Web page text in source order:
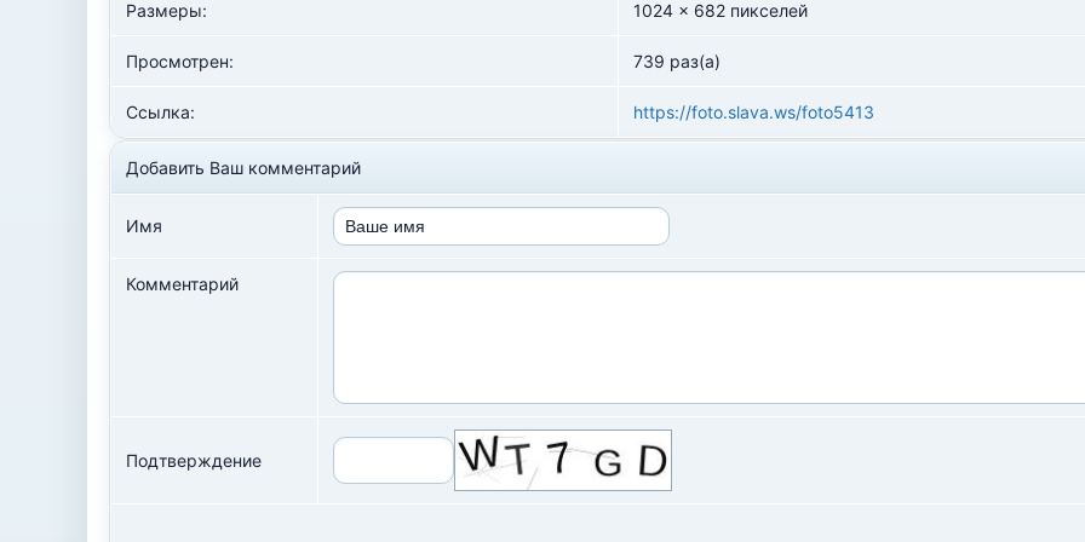
Размеры: 1024 x 682 пикселей
Просмотрен: 739 раз(а)
Ссылка: https://foto.slava.ws/foto5413
Добавить Ваш комментарий
Имя
Комментарий
Подтверждение